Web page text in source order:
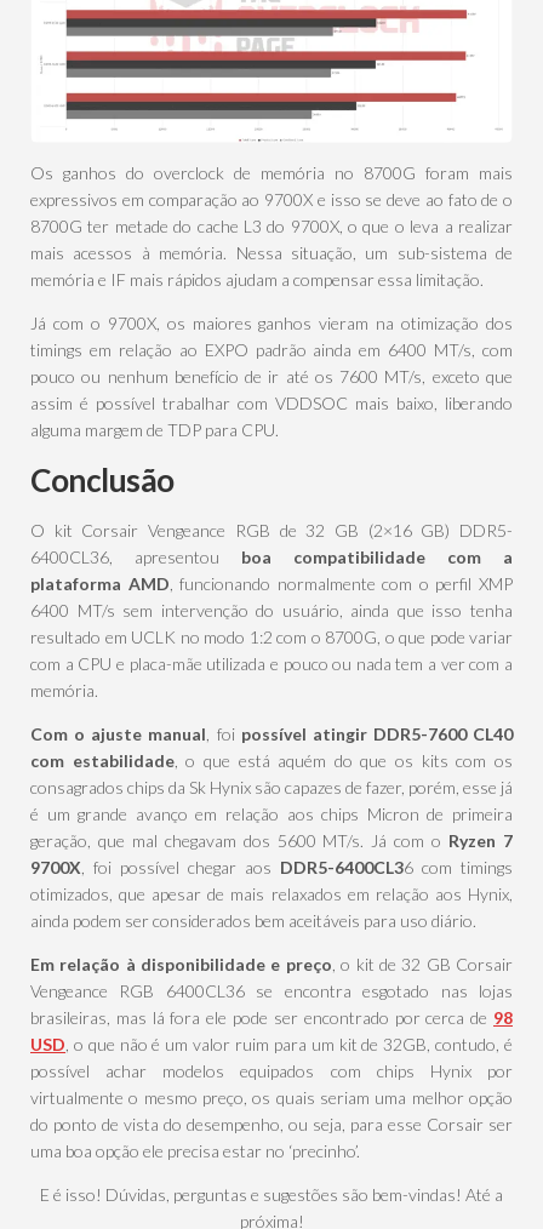
Os ganhos do overclock de memória no 8700G foram mais
expressivos em comparação ao 9700X e isso se deve ao fato de o
8700G ter metade do cache L3 do 9700X, o que o leva a realizar
mais acessos à memória. Nessa situação, um sub-sistema de
memória e IF mais rápidos ajudam a compensar essa limitação.
Já com o 9700X, os maiores ganhos vieram na otimização dos
timings em relação ao EXPO padrão ainda em 6400 MT/s, com
pouco ou nenhum benefício de ir até os 7600 MT/s, exceto que
assim é possível trabalhar com VDDSOC mais baixo, liberando
alguma margem de TDP para CPU.
Conclusão
O kit Corsair Vengeance RGB de 32 GB (2×16 GB) DDR5-
6400CL36, apresentou boa compatibilidade com a
plataforma AMD , funcionando normalmente com o perfil XMP
6400 MT/s sem intervenção do usuário, ainda que isso tenha
resultado em UCLK no modo 1:2 com o 8700G, o que pode variar
com a CPU e placa-mãe utilizada e pouco ou nada tem a ver com a
memória.
Com o ajuste manual , foi possível atingir DDR5-7600 CL40
com estabilidade, o que está aquém do que os kits com os
consagrados chips da Sk Hynix são capazes de fazer, porém, esse já
é um grande avanço em relação aos chips Micron de primeira
geração, que mal chegavam dos 5600 MT/s. Já com o Ryzen 7
9700X , foi possível chegar aos DDR5-6400CL36 com timings
otimizados, que apesar de mais relaxados em relação aos Hynix,
ainda podem ser considerados bem aceitáveis para uso diário.
Em relação à disponibilidade e preço , o kit de 32 GB Corsair
Vengeance RGB 6400CL36 se encontra esgotado nas lojas
brasileiras, mas lá fora ele pode ser encontrado por cerca de 98
USD , o que não é um valor ruim para um kit de 32GB, contudo, é
possível achar modelos equipados com chips Hynix por
virtualmente o mesmo preço, os quais seriam uma melhor opção
do ponto de vista do desempenho, ou seja, para esse Corsair ser
uma boa opção ele precisa estar no ‘precinho’.
E é isso! Dúvidas, perguntas e sugestões são bem-vindas! Até a
próxima!